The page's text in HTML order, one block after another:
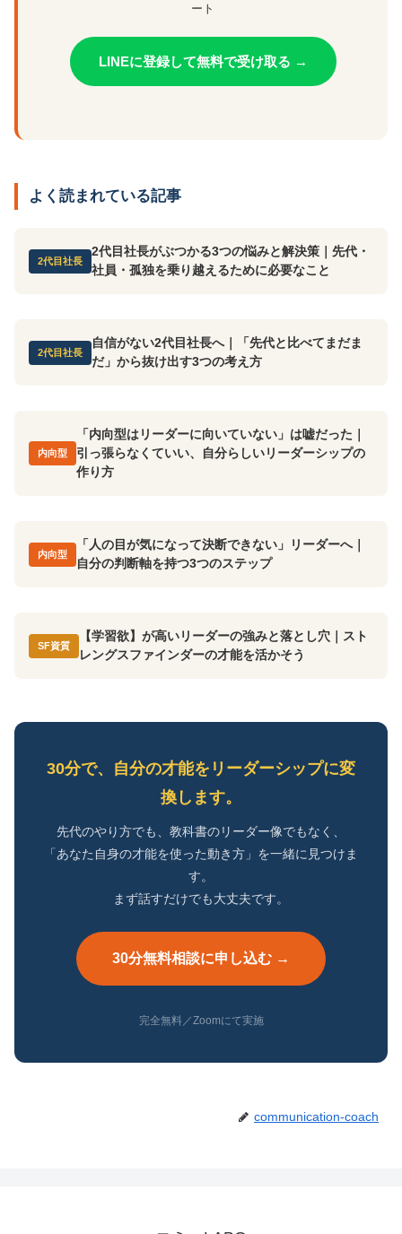
ート
LINEに登録して無料で受け取る →
よく読まれている記事
2代目社長
2代目社長がぶつかる3つの悩みと解決策｜先代・
社員・孤独を乗り越えるために必要なこと
2代目社長
自信がない2代目社長へ｜「先代と比べてまだま
だ」から抜け出す3つの考え方
内向型
「内向型はリーダーに向いていない」は嘘だった｜
引っ張らなくていい、自分らしいリーダーシップの
作り方
内向型
「人の目が気になって決断できない」リーダーへ｜
自分の判断軸を持つ3つのステップ
SF資質
【学習欲】が高いリーダーの強みと落とし穴｜スト
レングスファインダーの才能を活かそう
30分で、自分の才能をリーダーシップに変
換します。
先代のやり方でも、教科書のリーダー像でもなく、
「あなた自身の才能を使った動き方」を一緒に見つけま
す。
まず話すだけでも大丈夫です。
30分無料相談に申し込む →
完全無料／Zoomにて実施
communication-coach